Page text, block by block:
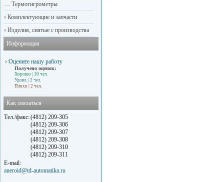
… Термогигрометры
› Комплектующие и запчасти
› Изделия, снятые с производства
Информация
› Оцените нашу работу
Получено оценок:
Хорошо | 10 чел.
Удовл. | 2 чел.
Плохо | 2 чел.
Как связаться
Тел./факс:(4812) 209-305
(4812) 209-306
(4812) 209-307
(4812) 209-308
(4812) 209-310
(4812) 209-311
E-mail:
aneroid@td-automatika.ru